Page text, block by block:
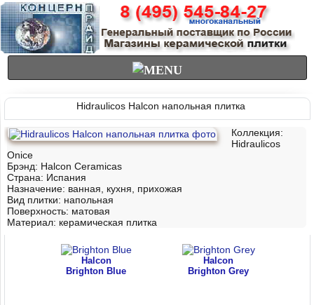
Hidraulicos Halcon напольная плитка
Коллекция:
Hidraulicos
Onice
Брэнд: Halcon Ceramicas
Страна: Испания
Назначение: ванная, куxня, приxожая
Вид плитки: напольная
Поверхность: матовая
Материал: керамическая плитка
Halcon
Brighton Blue
Halcon
Brighton Grey